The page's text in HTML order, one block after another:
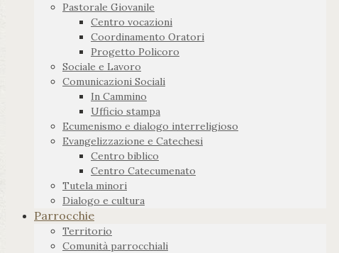
Pastorale Giovanile
Centro vocazioni
Coordinamento Oratori
Progetto Policoro
Sociale e Lavoro
Comunicazioni Sociali
In Cammino
Ufficio stampa
Ecumenismo e dialogo interreligioso
Evangelizzazione e Catechesi
Centro biblico
Centro Catecumenato
Tutela minori
Dialogo e cultura
Parrocchie
Territorio
Comunità parrocchiali